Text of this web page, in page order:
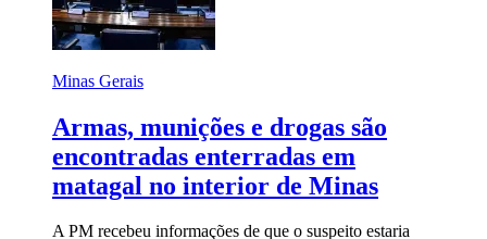
Minas Gerais
Armas, munições e drogas são
encontradas enterradas em
matagal no interior de Minas
A PM recebeu informações de que o suspeito estaria